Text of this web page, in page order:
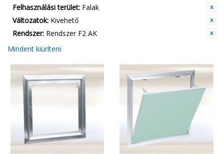
Felhasználási terület: Falak
Változatok: Kivehető
Rendszer: Rendszer F2 AK
Mindent kiüríteni